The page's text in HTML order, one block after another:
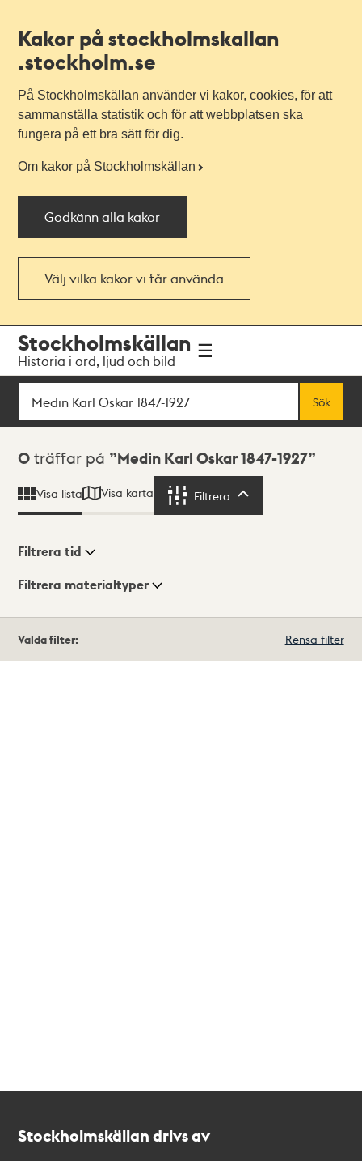
Kakor på stockholmskallan
.stockholm.se
På Stockholmskällan använder vi kakor, cookies, för att
sammanställa statistik och för att webbplatsen ska
fungera på ett bra sätt för dig.
Om kakor på Stockholmskällan
Godkänn alla kakor
Välj vilka kakor vi får använda
navigationen
huvudinnehållet
Stockholmskällan
Historia i ord, ljud och bild
Sök
Sök
Sökresultat
0 träffar på Medin Karl Oskar 1847-1927
Visa lista Visa karta Filtrera
Visningsläge
Filtrera tid
Filtrera materialtyper
träffar
Valda filter: Rensa filter
Stockholmskällan drivs av